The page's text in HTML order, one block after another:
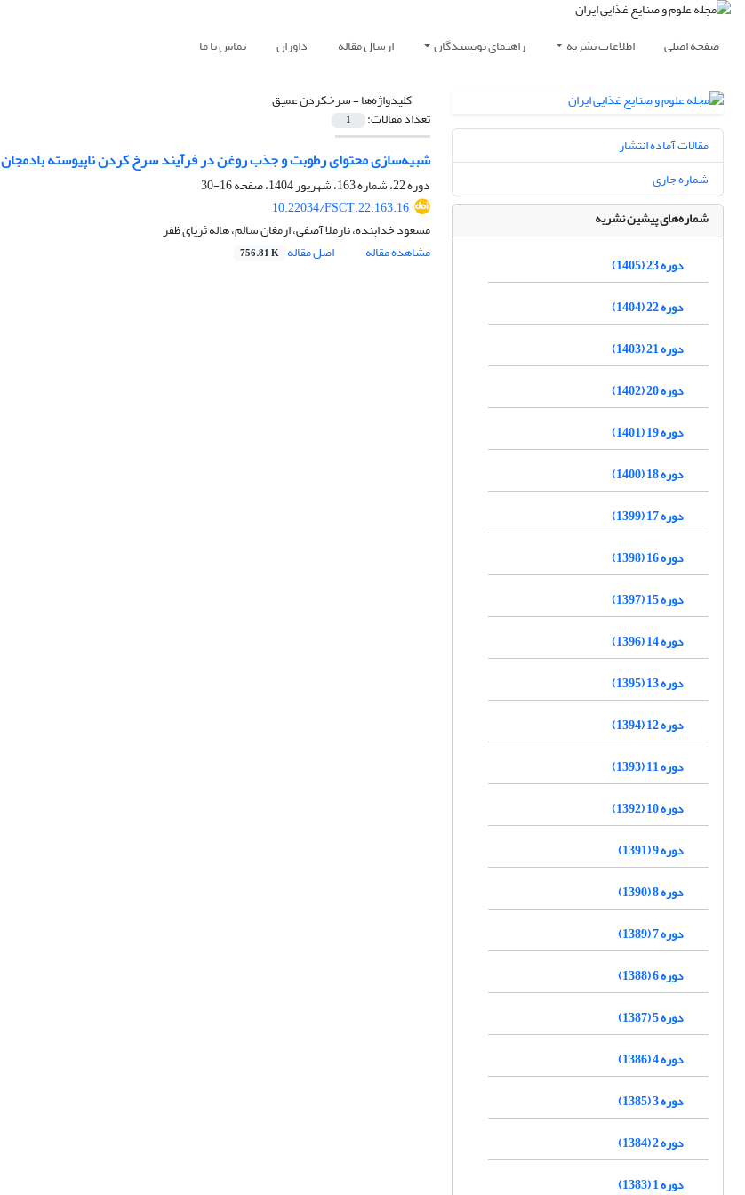
صفحه اصلی اطلاعات نشریه راهنمای نویسندگان ارسال مقاله داوران تماس با ما
کلیدواژه‌ها =سرخکردن عمیق
تعداد مقالات: 1
شبیه‌سازی محتوای رطوبت و جذب روغن در فرآیند سرخ کردن ناپیوسته بادمجان
دوره 22، شماره 163، شهریور 1404، صفحه
16-30
10.22034/FSCT.22.163.16
مسعود خدابنده، نارملا آصفی، ارمغان سالم، هاله ثریای ظفر
مشاهده مقاله
اصل مقاله 756.81 K
مقالات آماده انتشار
شماره جاری
شماره‌های پیشین نشریه
دوره 23 (1405)
دوره 22 (1404)
دوره 21 (1403)
دوره 20 (1402)
دوره 19 (1401)
دوره 18 (1400)
دوره 17 (1399)
دوره 16 (1398)
دوره 15 (1397)
دوره 14 (1396)
دوره 13 (1395)
دوره 12 (1394)
دوره 11 (1393)
دوره 10 (1392)
دوره 9 (1391)
دوره 8 (1390)
دوره 7 (1389)
دوره 6 (1388)
دوره 5 (1387)
دوره 4 (1386)
دوره 3 (1385)
دوره 2 (1384)
دوره 1 (1383)